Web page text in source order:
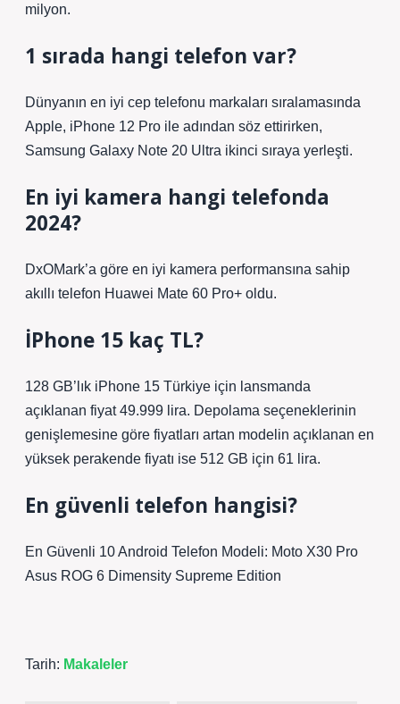
milyon.
1 sırada hangi telefon var?
Dünyanın en iyi cep telefonu markaları sıralamasında
Apple, iPhone 12 Pro ile adından söz ettirirken,
Samsung Galaxy Note 20 Ultra ikinci sıraya yerleşti.
En iyi kamera hangi telefonda
2024?
DxOMark’a göre en iyi kamera performansına sahip
akıllı telefon Huawei Mate 60 Pro+ oldu.
İPhone 15 kaç TL?
128 GB’lık iPhone 15 Türkiye için lansmanda
açıklanan fiyat 49.999 lira. Depolama seçeneklerinin
genişlemesine göre fiyatları artan modelin açıklanan en
yüksek perakende fiyatı ise 512 GB için 61 lira.
En güvenli telefon hangisi?
En Güvenli 10 Android Telefon Modeli: Moto X30 Pro
Asus ROG 6 Dimensity Supreme Edition
Tarih: Makaleler